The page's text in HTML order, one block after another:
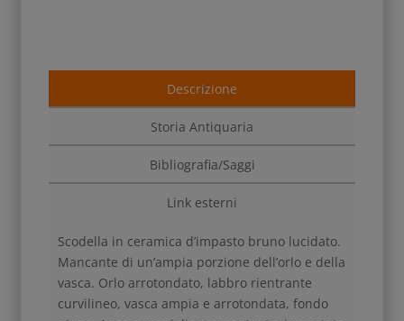
Descrizione
Storia Antiquaria
Bibliografia/Saggi
Link esterni
Scodella in ceramica d’impasto bruno lucidato.
Mancante di un’ampia porzione dell’orlo e della
vasca. Orlo arrotondato, labbro rientrante
curvilineo, vasca ampia e arrotondata, fondo